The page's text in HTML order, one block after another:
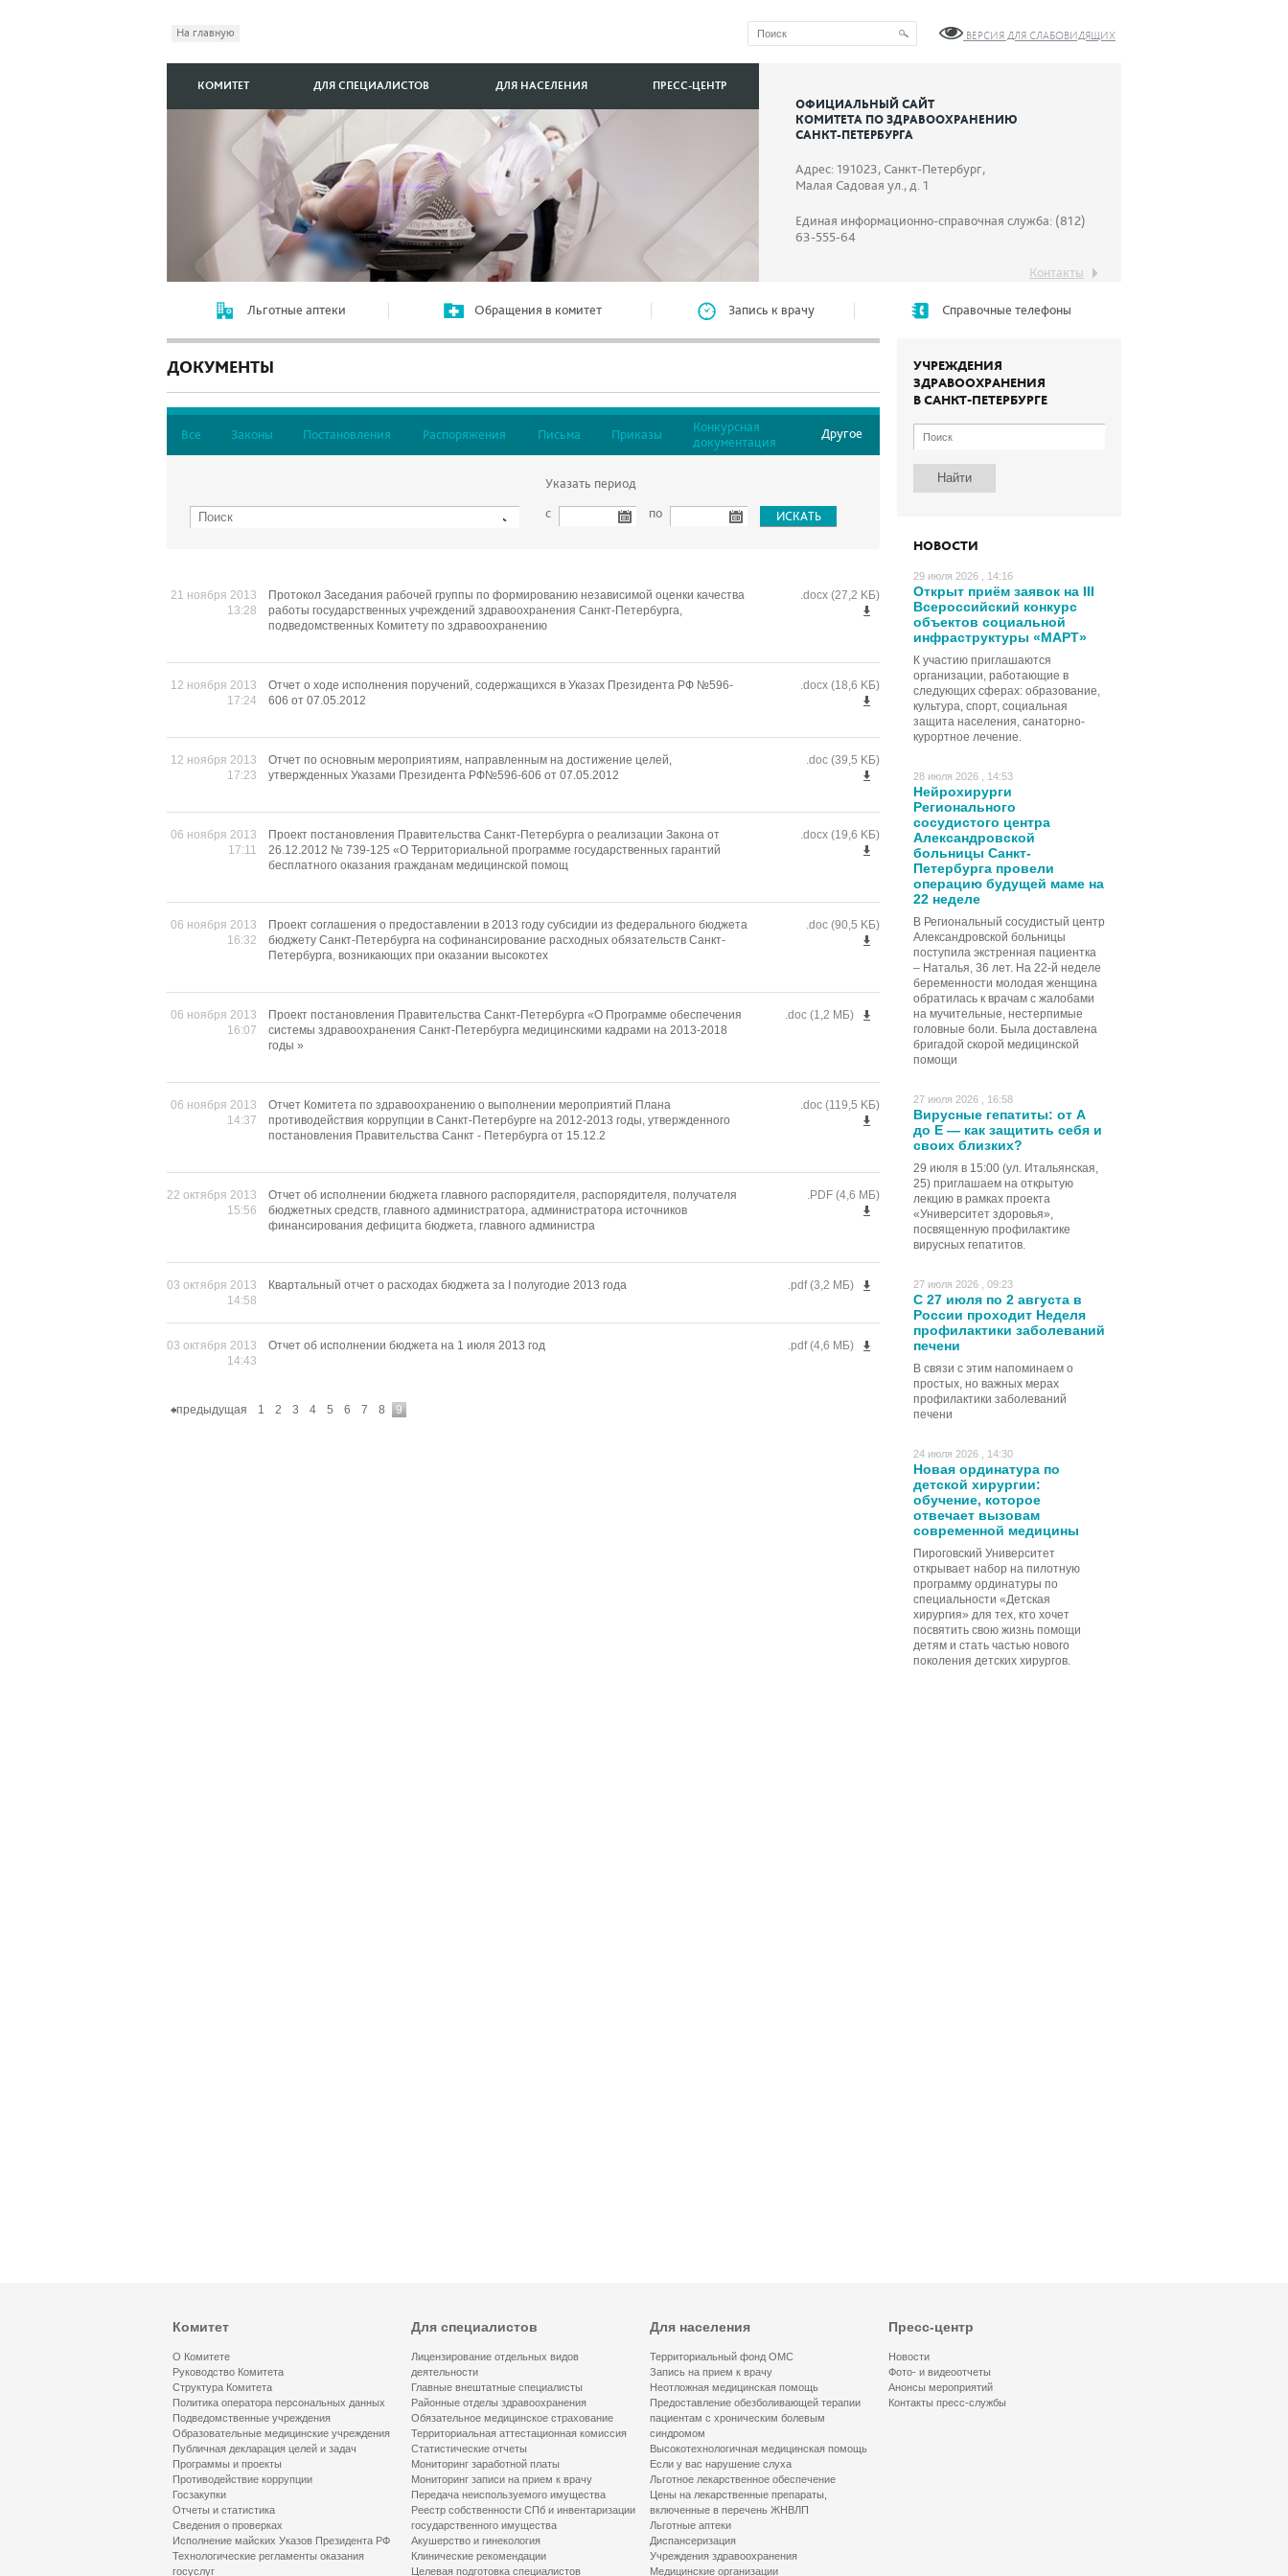
На главную ВЕРСИЯ ДЛЯ СЛАБОВИДЯЩИХ
ОФИЦИАЛЬНЫЙ САЙТ
КОМИТЕТА ПО ЗДРАВООХРАНЕНИЮ
САНКТ-ПЕТЕРБУРГА
Адрес: 191023, Санкт-Петербург,
Малая Садовая ул., д. 1
Единая информационно-справочная служба: (812)
63-555-64
Контакты
КОМИТЕТ ДЛЯ СПЕЦИАЛИСТОВ ДЛЯ НАСЕЛЕНИЯ ПРЕСС-ЦЕНТР
Льготные аптеки Обращения в комитет Запись к врачу Справочные телефоны
УЧРЕЖДЕНИЯ
ЗДРАВООХРАНЕНИЯ
В САНКТ-ПЕТЕРБУРГЕ
НОВОСТИ
29 июля 2026 , 14:16
Открыт приём заявок на III
Всероссийский конкурс
объектов социальной
инфраструктуры «МАРТ»
К участию приглашаются
организации, работающие в
следующих сферах: образование,
культура, спорт, социальная
защита населения, санаторно-
курортное лечение.
28 июля 2026 , 14:53
Нейрохирурги
Регионального
сосудистого центра
Александровской
больницы Санкт-
Петербурга провели
операцию будущей маме на
22 неделе
В Региональный сосудистый центр
Александровской больницы
поступила экстренная пациентка
– Наталья, 36 лет. На 22-й неделе
беременности молодая женщина
обратилась к врачам с жалобами
на мучительные, нестерпимые
головные боли. Была доставлена
бригадой скорой медицинской
помощи
27 июля 2026 , 16:58
Вирусные гепатиты: от А
до Е — как защитить себя и
своих близких?
29 июля в 15:00 (ул. Итальянская,
25) приглашаем на открытую
лекцию в рамках проекта
«Университет здоровья»,
посвященную профилактике
вирусных гепатитов.
27 июля 2026 , 09:23
С 27 июля по 2 августа в
России проходит Неделя
профилактики заболеваний
печени
В связи с этим напоминаем о
простых, но важных мерах
профилактики заболеваний
печени
24 июля 2026 , 14:30
Новая ординатура по
детской хирургии:
обучение, которое
отвечает вызовам
современной медицины
Пироговский Университет
открывает набор на пилотную
программу ординатуры по
специальности «Детская
хирургия» для тех, кто хочет
посвятить свою жизнь помощи
детям и стать частью нового
поколения детских хирургов.
ДОКУМЕНТЫ
Все Законы Постановления Распоряжения Письма Приказы
Конкурсная
документация
Другое
Указать период
с
по
21 ноября 2013
13:28
.docx (27,2 KБ)
Протокол Заседания рабочей группы по формированию независимой оценки качества
работы государственных учреждений здравоохранения Санкт-Петербурга,
подведомственных Комитету по здравоохранению
12 ноября 2013
17:24
.docx (18,6 KБ)
Отчет о ходе исполнения поручений, содержащихся в Указах Президента РФ №596-
606 от 07.05.2012
12 ноября 2013
17:23
.doc (39,5 KБ)
Отчет по основным мероприятиям, направленным на достижение целей,
утвержденных Указами Президента РФ№596-606 от 07.05.2012
06 ноября 2013
17:11
.docx (19,6 KБ)
Проект постановления Правительства Санкт-Петербурга о реализации Закона от
26.12.2012 № 739-125 «О Территориальной программе государственных гарантий
бесплатного оказания гражданам медицинской помощ
06 ноября 2013
16:32
.doc (90,5 KБ)
Проект соглашения о предоставлении в 2013 году субсидии из федерального бюджета
бюджету Санкт-Петербурга на софинансирование расходных обязательств Санкт-
Петербурга, возникающих при оказании высокотех
06 ноября 2013
16:07
.doc (1,2 MБ)
Проект постановления Правительства Санкт-Петербурга «О Программе обеспечения
системы здравоохранения Санкт-Петербурга медицинскими кадрами на 2013-2018
годы »
06 ноября 2013
14:37
.doc (119,5 KБ)
Отчет Комитета по здравоохранению о выполнении мероприятий Плана
противодействия коррупции в Санкт-Петербурге на 2012-2013 годы, утвержденного
постановления Правительства Санкт - Петербурга от 15.12.2
22 октября 2013
15:56
.PDF (4,6 MБ)
Отчет об исполнении бюджета главного распорядителя, распорядителя, получателя
бюджетных средств, главного администратора, администратора источников
финансирования дефицита бюджета, главного администра
03 октября 2013
14:58
.pdf (3,2 MБ)
Квартальный отчет о расходах бюджета за I полугодие 2013 года
03 октября 2013
14:43
.pdf (4,6 MБ)
Отчет об исполнении бюджета на 1 июля 2013 год
предыдущая 1 2 3 4 5 6 7 8 9
Комитет
О Комитете
Руководство Комитета
Структура Комитета
Политика оператора персональных данных
Подведомственные учреждения
Образовательные медицинские учреждения
Публичная декларация целей и задач
Программы и проекты
Противодействие коррупции
Госзакупки
Отчеты и статистика
Сведения о проверках
Исполнение майских Указов Президента РФ
Технологические регламенты оказания
госуслуг
Для специалистов
Лицензирование отдельных видов
деятельности
Главные внештатные специалисты
Районные отделы здравоохранения
Обязательное медицинское страхование
Территориальная аттестационная комиссия
Статистические отчеты
Мониторинг заработной платы
Мониторинг записи на прием к врачу
Передача неиспользуемого имущества
Реестр собственности СПб и инвентаризации
государственного имущества
Акушерство и гинекология
Клинические рекомендации
Целевая подготовка специалистов
Для населения
Территориальный фонд ОМС
Запись на прием к врачу
Неотложная медицинская помощь
Предоставление обезболивающей терапии
пациентам с хроническим болевым
синдромом
Высокотехнологичная медицинская помощь
Если у вас нарушение слуха
Льготное лекарственное обеспечение
Цены на лекарственные препараты,
включенные в перечень ЖНВЛП
Льготные аптеки
Диспансеризация
Учреждения здравоохранения
Медицинские организации
Пресс-центр
Новости
Фото- и видеоотчеты
Анонсы мероприятий
Контакты пресс-службы